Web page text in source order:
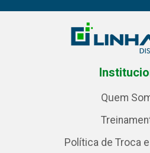
Quem
Política de Troca